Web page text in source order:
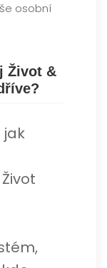
osobní
Život &
jak